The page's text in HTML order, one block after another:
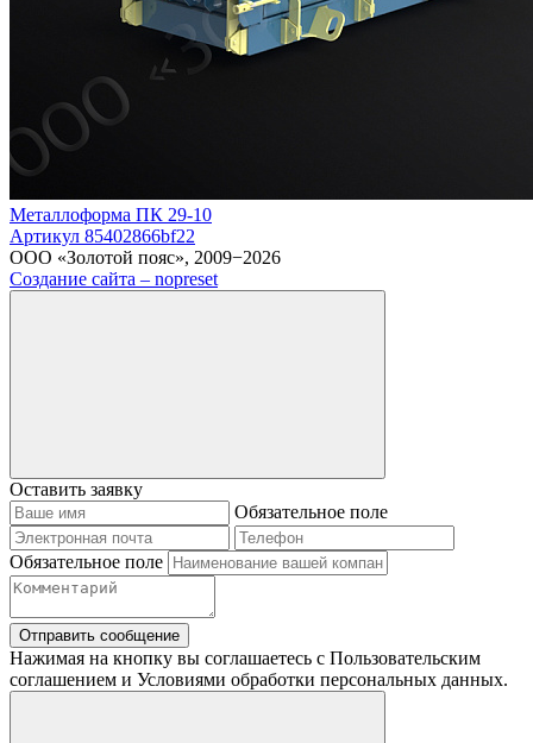
Металлоформа ПК 29-10
Артикул 85402866bf22
ООО «Золотой пояс», 2009−2026
Создание сайта – nopreset
Оставить заявку
Обязательное поле
Обязательное поле
Отправить сообщение
Нажимая на кнопку вы соглашаетесь с Пользовательским
соглашением и Условиями обработки персональных данных.